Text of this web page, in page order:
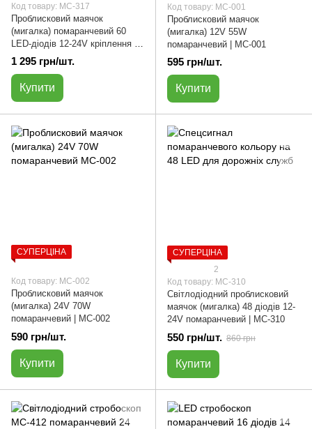
Код товару: МС-317
Проблисковий маячок
(мигалка) помаранчевий 60
LED-діодів 12-24V кріплення на
шток бездротового з'єднання |
МС-317
1 295 грн/шт.
Купити
Код товару: МС-001
Проблисковий маячок
(мигалка) 12V 55W
помаранчевий | МС-001
595 грн/шт.
Купити
СУПЕРЦІНА
Код товару: МС-002
Проблисковий маячок
(мигалка) 24V 70W
помаранчевий | МС-002
590 грн/шт.
Купити
СУПЕРЦІНА
2
Код товару: МС-310
Світлодіодний проблисковий
маячок (мигалка) 48 діодів 12-
24V помаранчевий | МС-310
550 грн/шт. 860 грн
Купити